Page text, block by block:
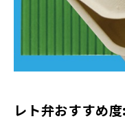
レト弁おすす